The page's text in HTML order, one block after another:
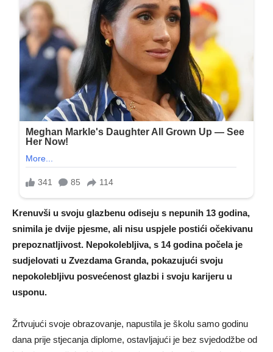
Krenuvši u svoju glazbenu odiseju s nepunih 13 godina,
snimila je dvije pjesme, ali nisu uspjele postići očekivanu
prepoznatljivost. Nepokolebljiva, s 14 godina počela je
sudjelovati u Zvezdama Granda, pokazujući svoju
nepokolebljivu posvećenost glazbi i svoju karijeru u
usponu.
Žrtvujući svoje obrazovanje, napustila je školu samo godinu
dana prije stjecanja diplome, ostavljajući je bez svjedodžbe od